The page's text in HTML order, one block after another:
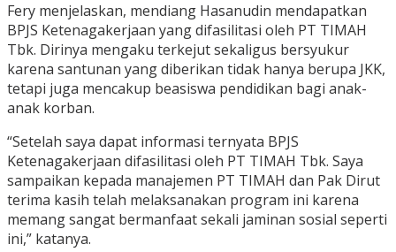
Fery menjelaskan, mendiang Hasanudin mendapatkan
BPJS Ketenagakerjaan yang difasilitasi oleh PT TIMAH
Tbk. Dirinya mengaku terkejut sekaligus bersyukur
karena santunan yang diberikan tidak hanya berupa JKK,
tetapi juga mencakup beasiswa pendidikan bagi anak-
anak korban.
“Setelah saya dapat informasi ternyata BPJS
Ketenagakerjaan difasilitasi oleh PT TIMAH Tbk. Saya
sampaikan kepada manajemen PT TIMAH dan Pak Dirut
terima kasih telah melaksanakan program ini karena
memang sangat bermanfaat sekali jaminan sosial seperti
ini,” katanya.